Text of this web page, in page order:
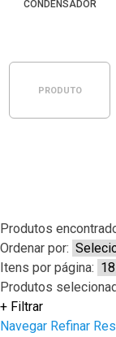
CONDENSADOR
PRODUTO
Produtos
Ordenar por:
Itens por página:
Produtos
+ Filtrar
Navegar Refinar